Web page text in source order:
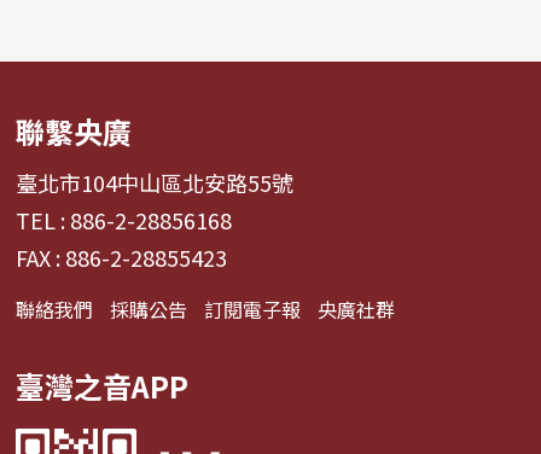
聯繫央廣
臺北市104中山區北安路55號
TEL : 886-2-28856168
FAX : 886-2-28855423
聯絡我們 採購公告 訂閱電子報 央廣社群
臺灣之音APP